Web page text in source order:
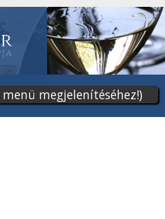
megjelenítéséhez!)